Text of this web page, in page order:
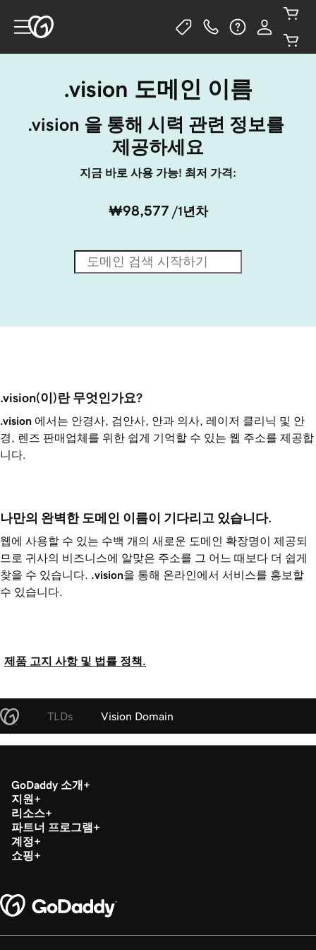
.vision 도메인 이름
.vision 을 통해 시력 관련 정보를
제공하세요
지금 바로 사용 가능! 최저 가격:
₩98,577 /1년차
.vision(이)란 무엇인가요?
.vision 에서는 안경사, 검안사, 안과 의사, 레이저 클리닉 및 안
경, 렌즈 판매업체를 위한 쉽게 기억할 수 있는 웹 주소를 제공합
니다.
나만의 완벽한 도메인 이름이 기다리고 있습니다.
웹에 사용할 수 있는 수백 개의 새로운 도메인 확장명이 제공되
므로 귀사의 비즈니스에 알맞은 주소를 그 어느 때보다 더 쉽게
찾을 수 있습니다.
.vision을 통해 온라인에서 서비스를 홍보할
수 있습니다.
제품 고지 사항 및 법률 정책.
TLDs Vision Domain
GoDaddy 소개
지원
리소스
파트너 프로그램
계정
쇼핑